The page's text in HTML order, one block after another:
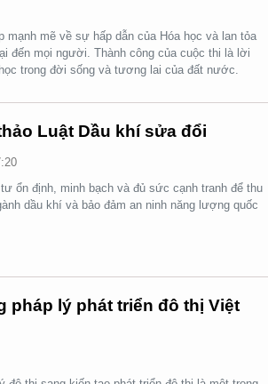
mạnh mẽ về sự hấp dẫn của Hóa học và lan tỏa
đến mọi người. Thành công của cuộc thi là lời
trong đời sống và tương lai của đất nước.
Luật Dầu khí sửa đổi
ổn định, minh bạch và đủ sức cạnh tranh để thu
dầu khí và bảo đảm an ninh năng lượng quốc
pháp lý phát triển đô thị Việt